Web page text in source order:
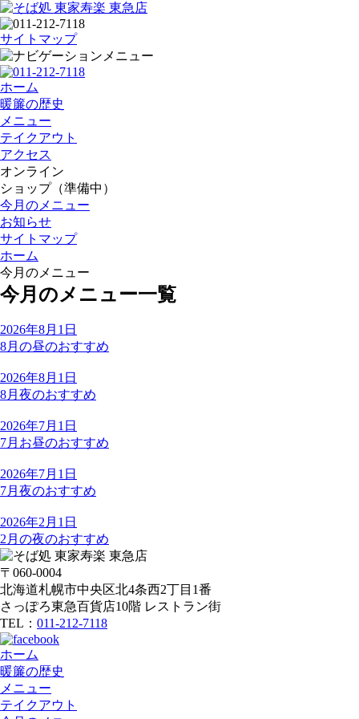
サイトマップ
ホーム
暖簾の歴史
メニュー
テイクアウト
アクセス
オンライン
ショップ（準備中）
今月のメニュー
お知らせ
サイトマップ
ホーム
今月のメニュー
今月のメニュー一覧
2026年8月1日
8月の昼のおすすめ
2026年8月1日
8月夜のおすすめ
2026年7月1日
7月お昼のおすすめ
2026年7月1日
7月夜のおすすめ
2026年2月1日
2月の夜のおすすめ
〒060-0004
北海道札幌市中央区北4条西2丁目1番
さっぽろ東急百貨店10階 レストラン街
TEL： 011-212-7118
ホーム
暖簾の歴史
メニュー
テイクアウト